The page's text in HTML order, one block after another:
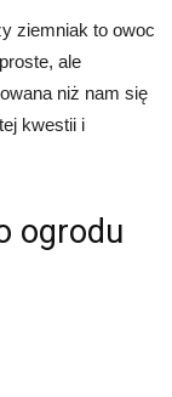
ziemniak to owoc
ale
niż nam się
kwestii i
ogrodu